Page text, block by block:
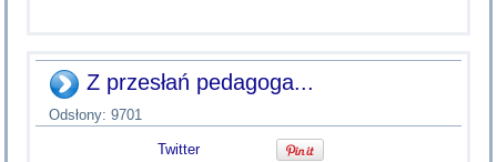
Z przesłań pedagoga...
Odsłony: 9701
Twitter